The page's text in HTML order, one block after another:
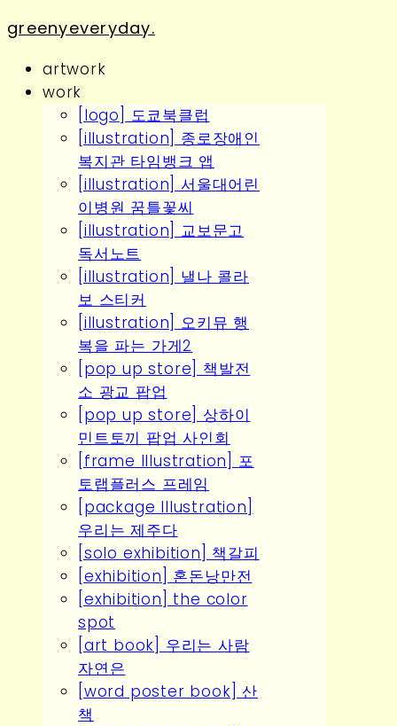
greenyeveryday.
artwork
work
[logo] 도쿄북클럽
[illustration] 종로장애인
복지관 타임뱅크 앱
[illustration] 서울대어린
이병원 꿈틀꽃씨
[illustration] 교보문고
독서노트
[illustration] 낼나 콜라
보 스티커
[illustration] 오키뮤 행
복을 파는 가게2
[pop up store] 책발전
소 광교 팝업
[pop up store] 상하이
민트토끼 팝업 사인회
[frame Illustration] 포
토랩플러스 프레임
[package Illustration]
우리는 제주다
[solo exhibition] 책갈피
[exhibition] 혼돈낭만전
[exhibition] the color
spot
[art book] 우리는 사람
자연은
[word poster book] 산
책